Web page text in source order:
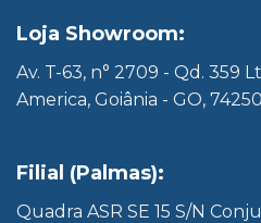
Loja Showroom:
Av. T-63, n° 2709 - Qd. 359
America, Goiânia - GO,
Filial (Palmas):
Quadra ASR SE 15 S/N